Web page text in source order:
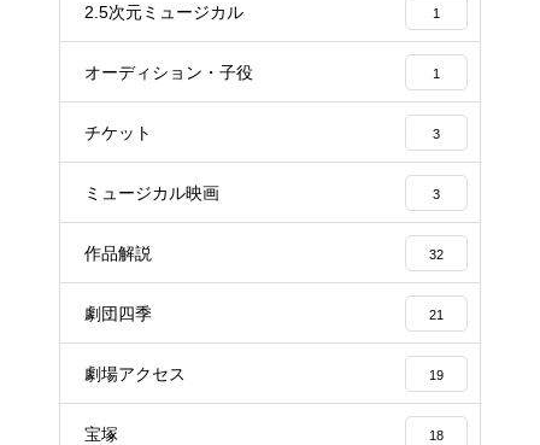
2.5次元ミュージカル 1
オーディション・子役 1
チケット 3
ミュージカル映画 3
作品解説 32
劇団四季 21
劇場アクセス 19
宝塚 18